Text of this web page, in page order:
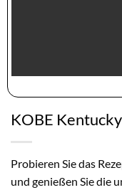
KOBE
Probieren Sie das
und genießen Sie die